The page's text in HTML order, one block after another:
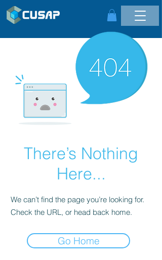
There’s Nothing
Here...
We can’t find the page you’re looking for.
Check the URL, or head back home.
Go Home